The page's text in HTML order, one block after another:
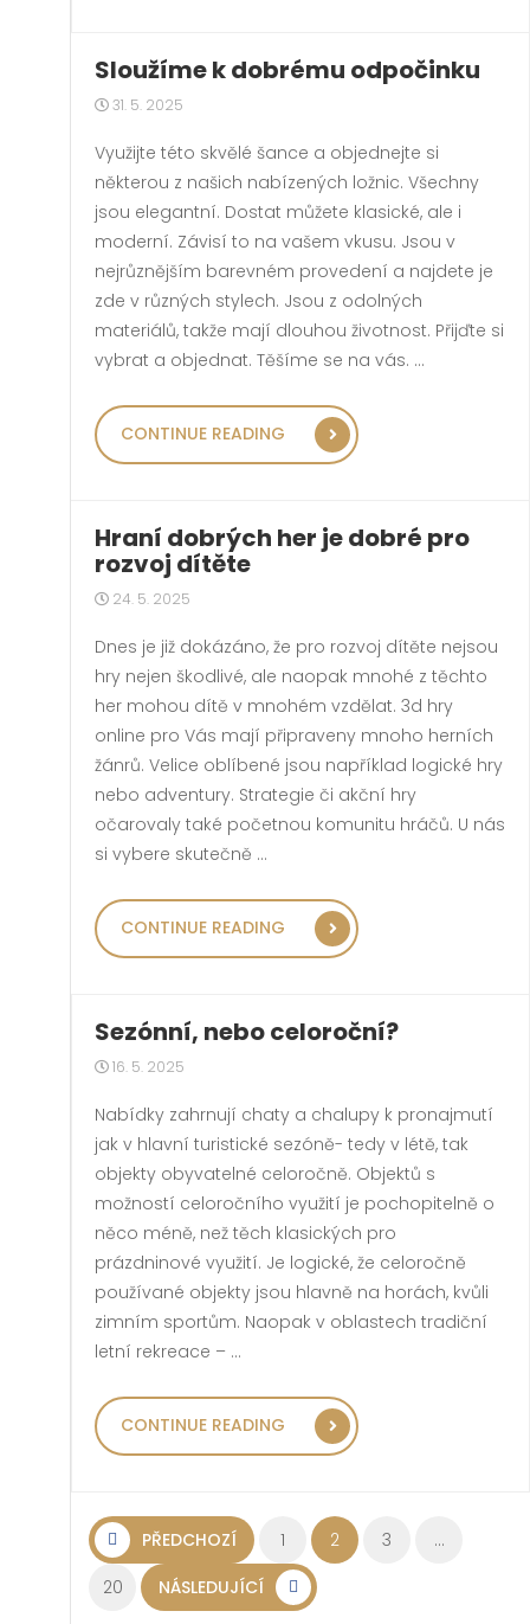
Sloužíme k dobrému odpočinku
31. 5. 2025
Využijte této skvělé šance a objednejte si
některou z našich nabízených ložnic. Všechny
jsou elegantní. Dostat můžete klasické, ale i
moderní. Závisí to na vašem vkusu. Jsou v
nejrůznějším barevném provedení a najdete je
zde v různých stylech. Jsou z odolných
materiálů, takže mají dlouhou životnost. Přijďte si
vybrat a objednat. Těšíme se na vás. …
CONTINUE READING „SLOUŽÍME K
Hraní dobrých her je dobré pro
rozvoj dítěte
24. 5. 2025
Dnes je již dokázáno, že pro rozvoj dítěte nejsou
hry nejen škodlivé, ale naopak mnohé z těchto
her mohou dítě v mnohém vzdělat. 3d hry
online pro Vás mají připraveny mnoho herních
žánrů. Velice oblíbené jsou například logické hry
nebo adventury. Strategie či akční hry
očarovaly také početnou komunitu hráčů. U nás
si vybere skutečně …
CONTINUE READING „HRANÍ DOBRÝCH
Sezónní, nebo celoroční?
16. 5. 2025
Nabídky zahrnují chaty a chalupy k pronajmutí
jak v hlavní turistické sezóně- tedy v létě, tak
objekty obyvatelné celoročně. Objektů s
možností celoročního využití je pochopitelně o
něco méně, než těch klasických pro
prázdninové využití. Je logické, že celoročně
používané objekty jsou hlavně na horách, kvůli
zimním sportům. Naopak v oblastech tradiční
letní rekreace – …
CONTINUE READING „SEZÓNNÍ, NEBO
Stránkování příspěvků
PŘEDCHOZÍ 1 2 3
…
20
NÁSLEDUJÍCÍ